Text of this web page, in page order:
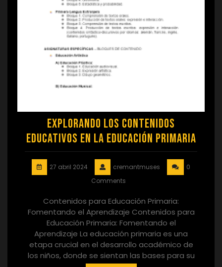
Explorando los Contenidos
Educativos en la Educación Primaria
27 abril 2024 cremantmuses
0
Comments
Contenidos para Educación Primaria:
Fomentando el Aprendizaje Contenidos para
Educación Primaria: Fomentando el
Aprendizaje La educación primaria es una
etapa crucial en el desarrollo académico de
los niños, donde se sientan las bases para su